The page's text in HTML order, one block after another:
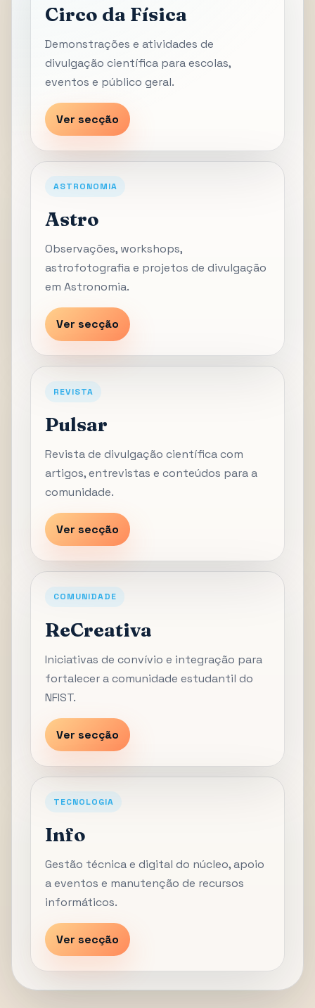
Circo da Física
Demonstrações e atividades de
divulgação científica para escolas,
eventos e público geral.
Ver secção
ASTRONOMIA
Astro
Observações, workshops,
astrofotografia e projetos de divulgação
em Astronomia.
Ver secção
REVISTA
Pulsar
Revista de divulgação científica com
artigos, entrevistas e conteúdos para a
comunidade.
Ver secção
COMUNIDADE
ReCreativa
Iniciativas de convívio e integração para
fortalecer a comunidade estudantil do
NFIST.
Ver secção
TECNOLOGIA
Info
Gestão técnica e digital do núcleo, apoio
a eventos e manutenção de recursos
informáticos.
Ver secção